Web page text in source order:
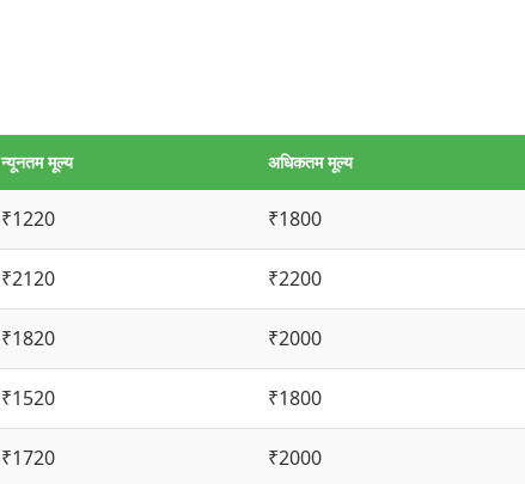
न्यूनतम मूल्य अधिकतम मूल्य
₹1220 ₹1800
₹2120 ₹2200
₹1820 ₹2000
₹1520 ₹1800
₹1720 ₹2000